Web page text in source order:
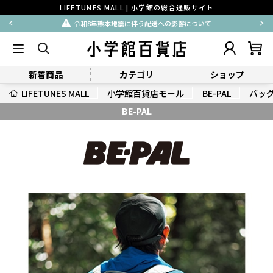
LIFETUNES MALL | 小学館の総合通販サイト
令和8年熊本地震に伴う配送への影響について
新着商品 カテゴリ
ショップ
LIFETUNES MALL
小学館百貨店モール BE-PAL
バッ
BE-PAL